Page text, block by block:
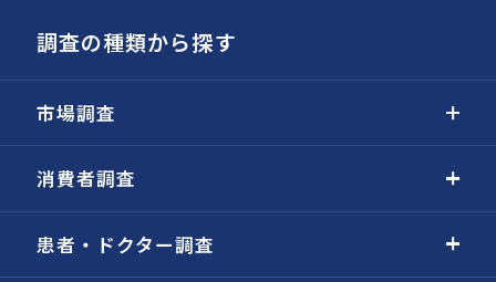
調査の種類から探す
市場調査
消費者調査
患者・ドクター調査